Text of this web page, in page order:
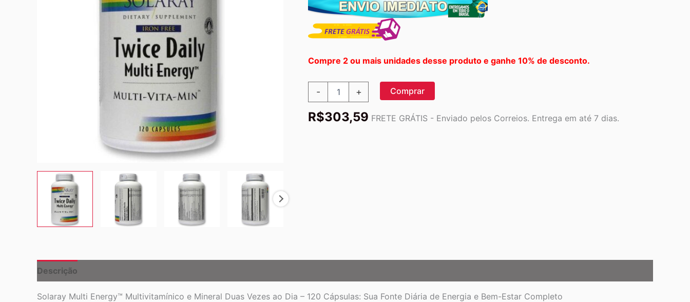
Compre 2 ou mais unidades desse produto e ganhe 10% de desconto.
-
Multivitamínico
o
Dia
quantidade
+ Comprar
R$303,59 FRETE GRÁTIS - Enviado pelos Correios. Entrega em até 7 dias.
Descrição
Solaray Multi Energy™ Multivitamínico e Mineral Duas Vezes ao Dia – 120 Cápsulas: Sua Fonte Diária de Energia e Bem-Estar Completo